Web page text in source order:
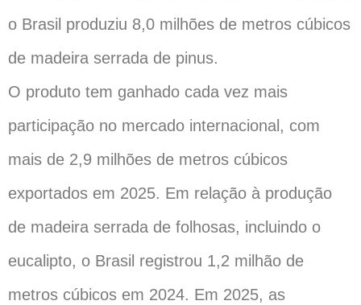
o Brasil produziu 8,0 milhões de metros cúbicos
de madeira serrada de pinus.
O produto tem ganhado cada vez mais
participação no mercado internacional, com
mais de 2,9 milhões de metros cúbicos
exportados em 2025. Em relação à produção
de madeira serrada de folhosas, incluindo o
eucalipto, o Brasil registrou 1,2 milhão de
metros cúbicos em 2024. Em 2025, as